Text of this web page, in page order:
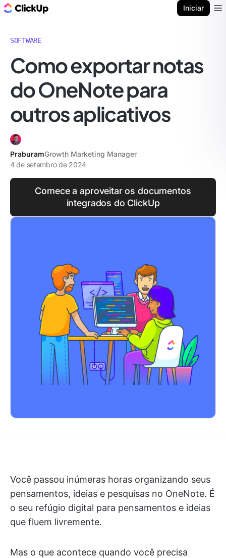
Iniciar
SOFTWARE
Como exportar notas
do OneNote para
outros aplicativos
PraburamGrowth Marketing Manager
4 de setembro de 2024
Comece a aproveitar os documentos
integrados do ClickUp
Você passou inúmeras horas organizando seus
pensamentos, ideias e pesquisas no OneNote. É
o seu refúgio digital para pensamentos e ideias
que fluem livremente.
Mas o que acontece quando você precisa